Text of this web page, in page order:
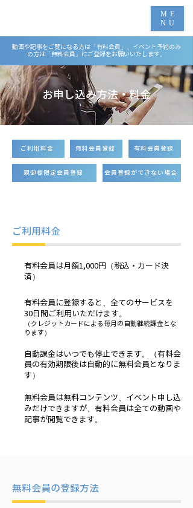
ME
NU
動画や記事をご覧になる方は「有料会員」、イベント予約のみ
の方は「無料会員」にご登録をお願いいたします。
お申し込み方法・料金
ご利用料金 無料会員登録 有料会員登録
親御様限定会員登録 会員登録ができない場合
ご利用料金
有料会員は月額1,000円（税込・カード決
済）
有料会員に登録すると、全てのサービスを
30日間ご利用いただけます。
（クレジットカードによる毎月の自動継続課金とな
ります）
自動課金はいつでも停止できます。（有料会
員の有効期限後は自動的に無料会員となりま
す）
無料会員は無料コンテンツ、イベント申し込
みだけできますが、有料会員は全ての動画や
記事が閲覧できます。
無料会員の登録方法